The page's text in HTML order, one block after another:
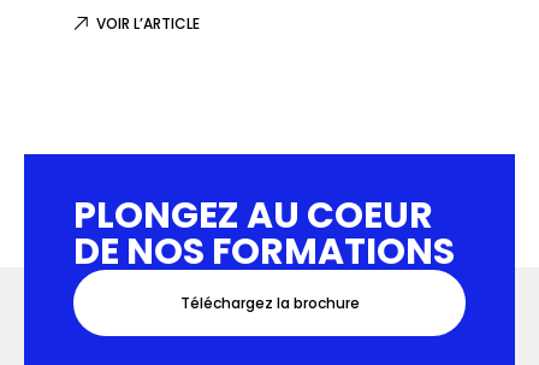
VOIR L’ARTICLE
PLONGEZ AU COEUR
DE NOS FORMATIONS
Téléchargez la brochure